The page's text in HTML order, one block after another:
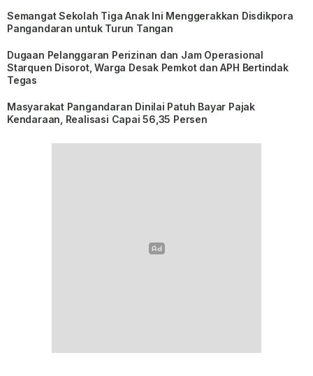
Semangat Sekolah Tiga Anak Ini Menggerakkan Disdikpora
Pangandaran untuk Turun Tangan
Dugaan Pelanggaran Perizinan dan Jam Operasional
Starquen Disorot, Warga Desak Pemkot dan APH Bertindak
Tegas
Masyarakat Pangandaran Dinilai Patuh Bayar Pajak
Kendaraan, Realisasi Capai 56,35 Persen